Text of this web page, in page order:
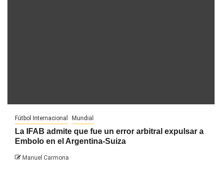
Fútbol Internacional Mundial
La IFAB admite que fue un error arbitral expulsar a
Embolo en el Argentina-Suiza
Manuel Carmona